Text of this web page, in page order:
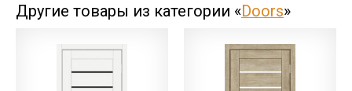
(+22.00 грн)
дуб
дуб
шале/ПВХ
(+22.00 грн)
Другие товары из категории «Doors»